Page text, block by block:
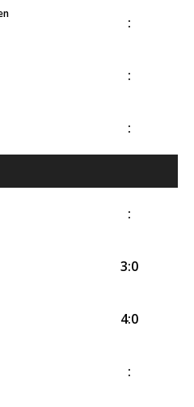
:
:
:
:
3:0
4:0
: